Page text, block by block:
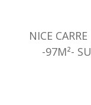
NICE
-97M²-